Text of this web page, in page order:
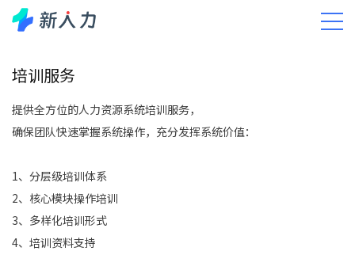
APP下载 调研服务
培训服务
提供全方位的人力资源系统培训服务，
确保团队快速掌握系统操作，充分发挥系统价值：
1、分层级培训体系
2、核心模块操作培训
3、多样化培训形式
4、培训资料支持